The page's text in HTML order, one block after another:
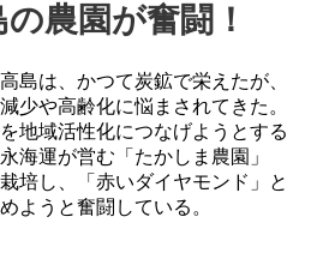
農園が奮闘！
島は、かつて炭鉱で栄えたが、
少や高齢化に悩まされてきた。
地域活性化につなげようとする
海運が営む「たかしま農園」
培し、「赤いダイヤモンド」と
ようと奮闘している。